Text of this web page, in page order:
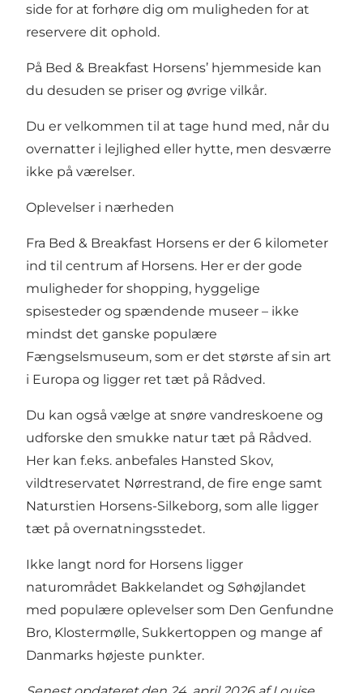
side for at forhøre dig om muligheden for at
reservere dit ophold.
På Bed & Breakfast Horsens’ hjemmeside kan
du desuden se priser og øvrige vilkår.
Du er velkommen til at tage hund med, når du
overnatter i lejlighed eller hytte, men desværre
ikke på værelser.
Oplevelser i nærheden
Fra Bed & Breakfast Horsens er der 6 kilometer
ind til centrum af Horsens. Her er der gode
muligheder for shopping, hyggelige
spisesteder og spændende museer – ikke
mindst det ganske populære
Fængselsmuseum, som er det største af sin art
i Europa og ligger ret tæt på Rådved.
Du kan også vælge at snøre vandreskoene og
udforske den smukke natur tæt på Rådved.
Her kan f.eks. anbefales Hansted Skov,
vildtreservatet Nørrestrand, de fire enge samt
Naturstien Horsens-Silkeborg, som alle ligger
tæt på overnatningsstedet.
Ikke langt nord for Horsens ligger
naturområdet Bakkelandet og Søhøjlandet
med populære oplevelser som Den Genfundne
Bro, Klostermølle, Sukkertoppen og mange af
Danmarks højeste punkter.